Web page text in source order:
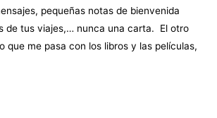
pequeñas notas de bienvenida
de tus viajes,… nunca una carta. El otro
que me pasa con los libros y las películas,